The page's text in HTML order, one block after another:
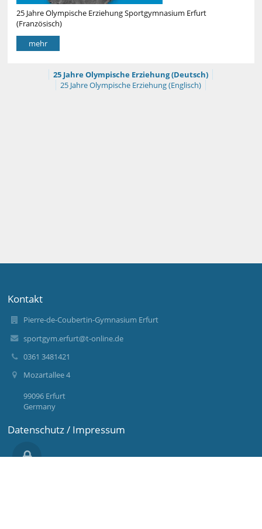
25 Jahre Olympische Erziehung Sportgymnasium Erfurt
(Französisch)
mehr
25 Jahre Olympische Erziehung (Deutsch)
25 Jahre Olympische Erziehung (Englisch)
Kontakt
Pierre-de-Coubertin-Gymnasium Erfurt
sportgym.erfurt@t-online.de
0361 3481421
Mozartallee 4
99096 Erfurt
Germany
Datenschutz / Impressum